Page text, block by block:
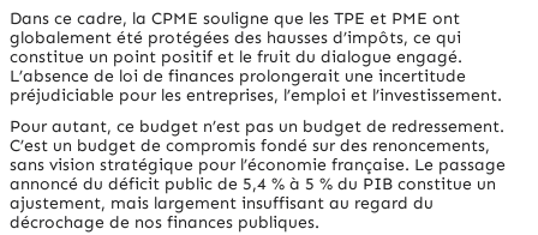
Dans ce cadre, la CPME souligne que les TPE et PME ont
globalement été protégées des hausses d’impôts, ce qui
constitue un point positif et le fruit du dialogue engagé.
L’absence de loi de finances prolongerait une incertitude
préjudiciable pour les entreprises, l’emploi et l’investissement.
Pour autant, ce budget n’est pas un budget de redressement.
C’est un budget de compromis fondé sur des renoncements,
sans vision stratégique pour l’économie française. Le passage
annoncé du déficit public de 5,4 % à 5 % du PIB constitue un
ajustement, mais largement insuffisant au regard du
décrochage de nos finances publiques.